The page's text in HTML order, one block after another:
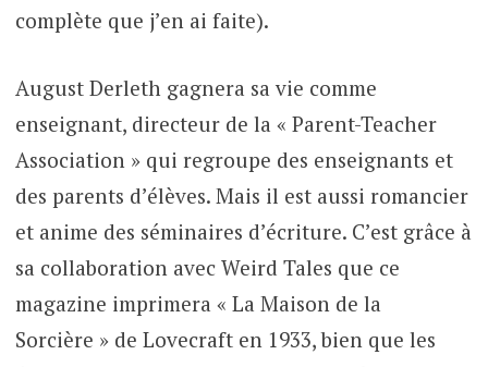
complète que j’en ai faite).
August Derleth gagnera sa vie comme
enseignant, directeur de la « Parent-Teacher
Association » qui regroupe des enseignants et
des parents d’élèves. Mais il est aussi romancier
et anime des séminaires d’écriture. C’est grâce à
sa collaboration avec Weird Tales que ce
magazine imprimera « La Maison de la
Sorcière » de Lovecraft en 1933, bien que les